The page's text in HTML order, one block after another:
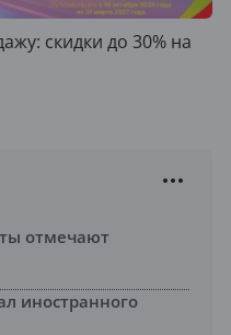
скидки до 30% на
отмечают
иностранного